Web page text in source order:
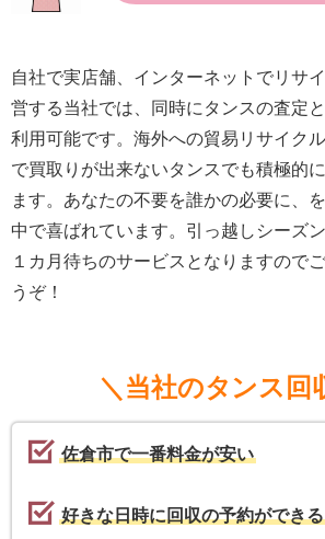
自社で実店舗、インターネットでリサ
営する当社では、同時にタンスの査定
利用可能です。海外への貿易リサイク
で買取りが出来ないタンスでも積極的
ます。あなたの不要を誰かの必要に、
中で喜ばれています。引っ越しシーズ
１カ月待ちのサービスとなりますので
うぞ！
＼当社のタンス回
佐倉市で一番料金が安い
好きな日時に回収の予約ができる